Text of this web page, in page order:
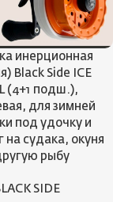
инерционная
Black Side ICE
(4+1 подш.),
для зимней
под удочку и
на судака, окуня
рыбу
SIDE